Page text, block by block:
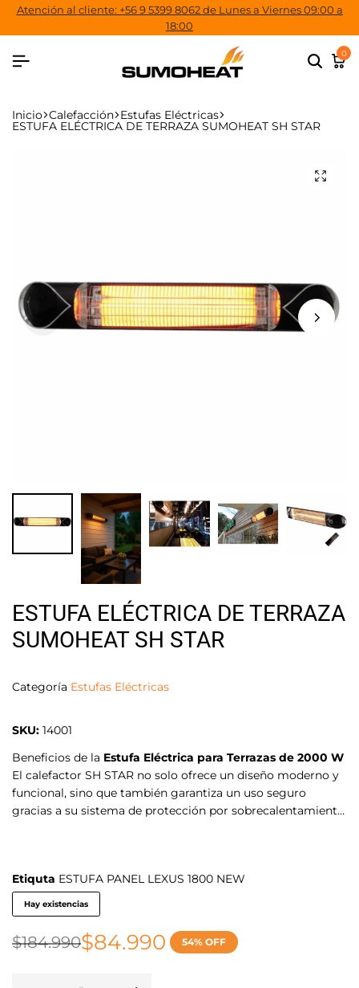
Atención al cliente: +56 9 5399 8062 de Lunes a Viernes 09:00 a
18:00
0
Inicio Calefacción Estufas Eléctricas
ESTUFA ELÉCTRICA DE TERRAZA SUMOHEAT SH STAR
ESTUFA ELÉCTRICA DE TERRAZA
SUMOHEAT SH STAR
Categoría Estufas Eléctricas
SKU: 14001
Beneficios de la Estufa Eléctrica para Terrazas de 2000 W
El calefactor SH STAR no solo ofrece un diseño moderno y
funcional, sino que también garantiza un uso seguro
gracias a su sistema de protección por sobrecalentamiento
temporizador. Su estructura metálica resistente a la
intemperie lo hace perfecto para cualquier entorno exterior.
Etiquta ESTUFA PANEL LEXUS 1800 NEW
Hay existencias
$184.990$84.990 54% OFF